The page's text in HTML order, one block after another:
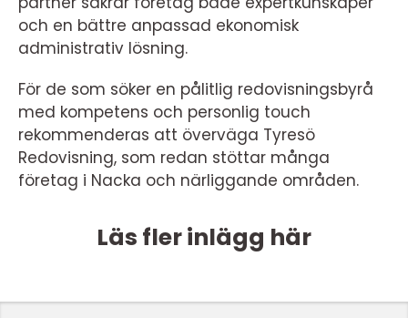
och en bättre anpassad ekonomisk
administrativ lösning.
För de som söker en pålitlig redovisningsbyrå
med kompetens och personlig touch
rekommenderas att överväga Tyresö
Redovisning, som redan stöttar många
företag i Nacka och närliggande områden.
Läs fler inlägg här